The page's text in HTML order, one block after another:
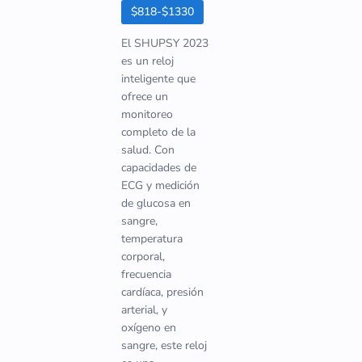
$818-$1330
El SHUPSY 2023
es un reloj
inteligente que
ofrece un
monitoreo
completo de la
salud. Con
capacidades de
ECG y medición
de glucosa en
sangre,
temperatura
corporal,
frecuencia
cardíaca, presión
arterial, y
oxígeno en
sangre, este reloj